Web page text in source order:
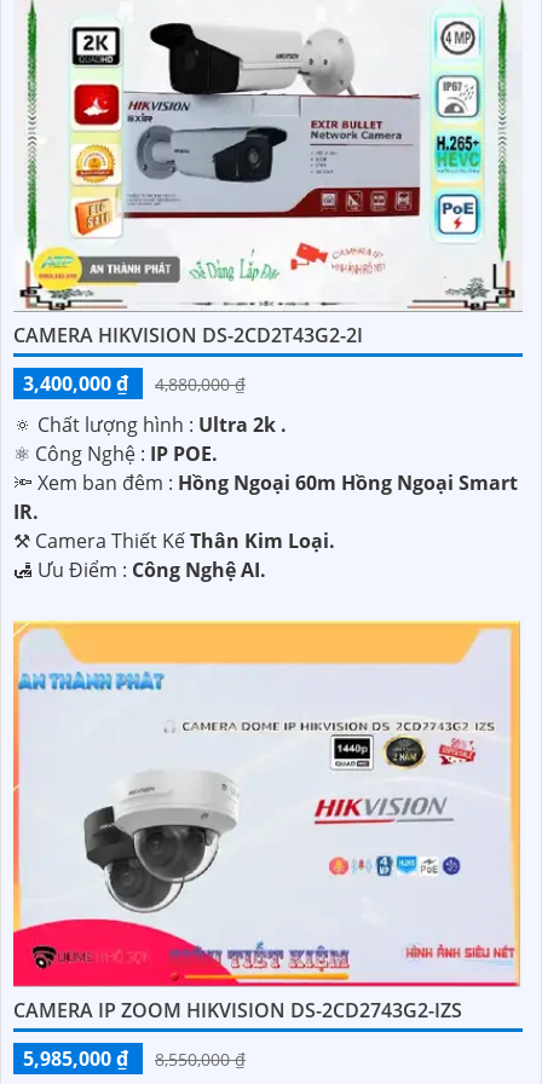
sẵn lòng hỗ trợ và tư vấn cho quý vị.
CAMERA HIKVISION DS-2CD2T43G2-2I
3,400,000 ₫
4,880,000 ₫
🔅 Chất lượng hình : Ultra 2k .
⚛️ Công Nghệ : IP POE.
🔦 Xem ban đêm : Hồng Ngoại 60m Hồng Ngoại Smart
IR.
⚒ Camera Thiết KếThân Kim Loại.
️🛃 Ưu Điểm : Công Nghệ AI.
CAMERA IP ZOOM HIKVISION DS-2CD2743G2-IZS
5,985,000 ₫
8,550,000 ₫